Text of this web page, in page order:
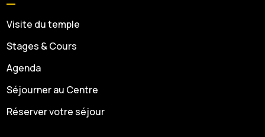
Visite du temple
Stages & Cours
Agenda
Séjourner au Centre
Réserver votre séjour